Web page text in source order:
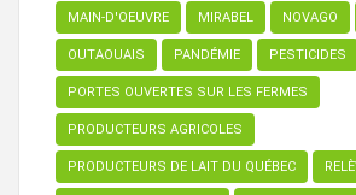
MAIN-D'OEUVRE MIRABEL NOVAGO
OUTAOUAIS PANDÉMIE PESTICIDES
PORTES OUVERTES SUR LES FERMES
PRODUCTEURS AGRICOLES
PRODUCTEURS DE LAIT DU QUÉBEC